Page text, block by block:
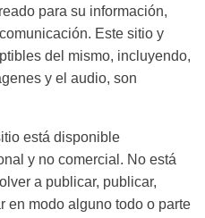
para su información,
Este sitio y
del mismo, incluyendo,
y el audio, son
está disponible
y no comercial. No está
a publicar, publicar,
en modo alguno todo o parte